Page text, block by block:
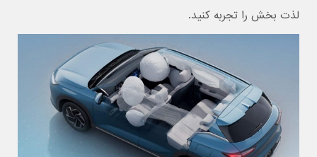
لذت بخش را تجربه کنید.